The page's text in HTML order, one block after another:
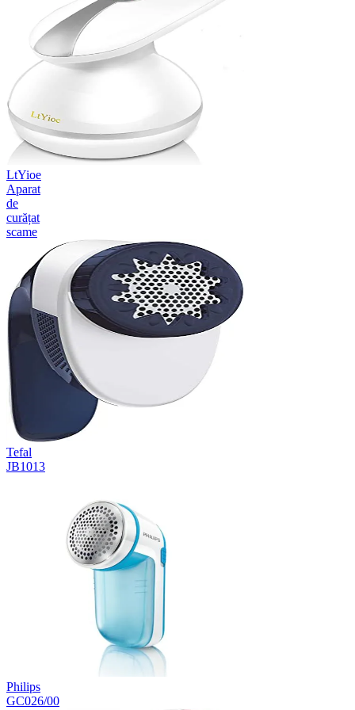
LtYioe
Aparat
de
curățat
scame
Tefal
JB1013
Philips
GC026/00